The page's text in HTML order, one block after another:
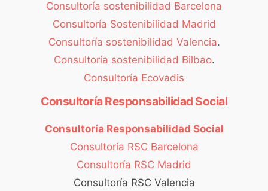
Consultoría sostenibilidad Barcelona
Consultoría Sostenibilidad Madrid
Consultoría sostenibilidad Valencia.
Consultoría sostenibilidad Bilbao.
Consultoría Ecovadis
Consultoría Responsabilidad Social
Consultoría Responsabilidad Social
Consultoría RSC Barcelona
Consultoría RSC Madrid
Consultoría RSC Valencia